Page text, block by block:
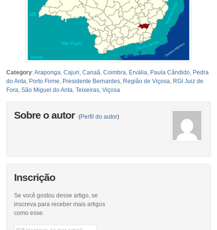
Category:Araponga,Cajuri,Canaã,Coimbra, Ervália, Paula Cândido, Pedra
do Anta, Porto Firme, Presidente Bernardes, Região de Viçosa, RGI Juiz de
Fora,São Miguel do Anta,Teixeiras,Viçosa
Sobre o autor (Perfil do autor)
Inscrição
Se você gostou desse artigo, se
inscreva para receber mais artigos
como esse.